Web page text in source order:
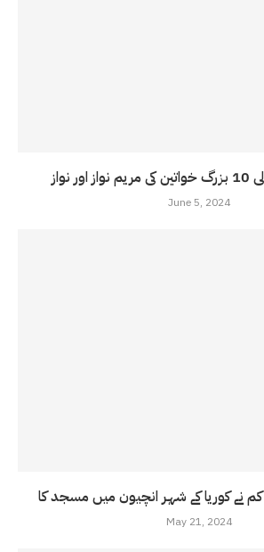
June 5, 2024
May 21, 2024